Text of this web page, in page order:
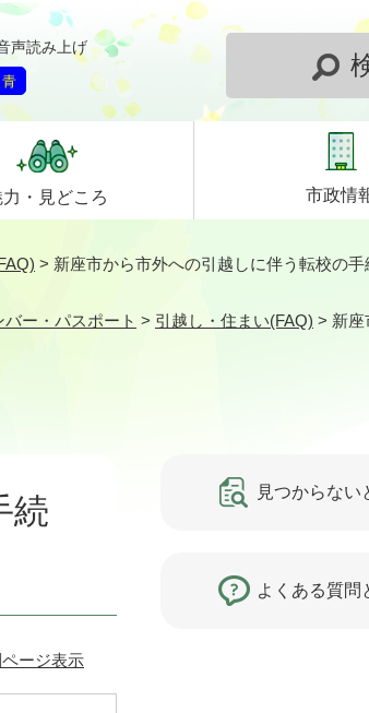
声読み上げ
青
・ 見どころ 市政情
> 新座市から市外への引越しに伴う転校の
ー・パスポート > 引越し・住まい(FAQ) > 新座
続
ージ表示
見つからない
よくある質問